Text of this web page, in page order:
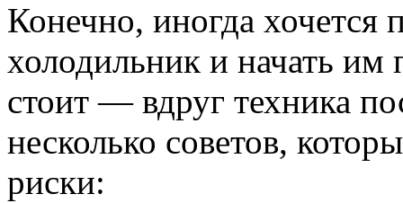
Конечно, иногда хочется
холодильник и начать им
стоит — вдруг техника
несколько советов,
риски: